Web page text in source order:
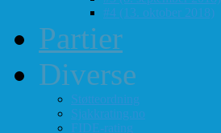
#4 (13. oktober 2018)
Partier
Diverse
Støtteordning
Sjakkrating.no
FIDE-rating